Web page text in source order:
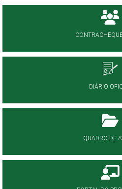
DIÁRIO
QUADRO DE